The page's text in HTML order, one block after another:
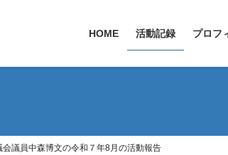
HOME 活動記録 プロフ
会議員中森博文の令和７年8月の活動報告